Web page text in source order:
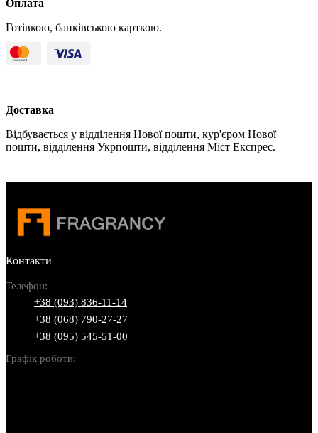
Оплата
Готівкою, банківською карткою.
Доставка
Відбувається у відділення Нової пошти, кур'єром Нової
пошти, відділення Укрпошти, відділення Міст Експрес.
Контакти
Телефон:
+38 (093) 836-11-14
+38 (068) 790-27-27
+38 (095) 545-51-00
Графік роботи: